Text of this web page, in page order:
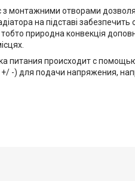
монтажними отворами
на підставі
природна конвекція
питания происходит с
-) для подачи напряжения,